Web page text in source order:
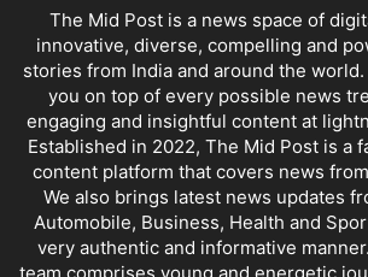
The Mid Post is a news space of
innovative, diverse, compelling and
stories from India and around the
you on top of every possible news
engaging and insightful content at
Established in 2022, The Mid Post is a
content platform that covers news
We also brings latest news updates
Automobile, Business, Health and
very authentic and informative
team comprises young and energetic